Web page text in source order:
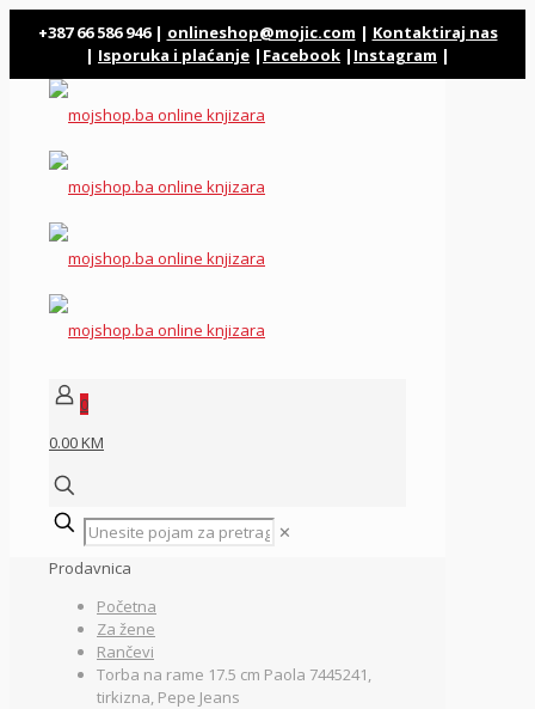
+387 66 586 946 | onlineshop@mojic.com | Kontaktiraj nas
| Isporuka i plaćanje | Facebook | Instagram |
0
0.00 KM
✕
Prodavnica
Početna
Za žene
Rančevi
Torba na rame 17.5 cm Paola 7445241,
tirkizna, Pepe Jeans